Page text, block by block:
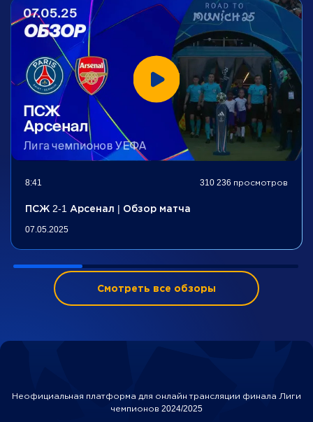
8:41 310 236 просмотров
ПСЖ 2-1 Арсенал | Обзор матча
07.05.2025
Смотреть все обзоры
Неофициальная платформа для онлайн трансляции финала Лиги
чемпионов 2024/2025